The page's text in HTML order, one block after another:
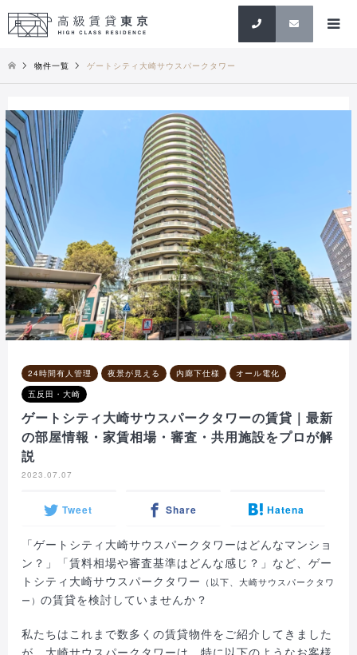
検索
物件一覧 ゲートシティ大崎サウスパークタワー
24時間有人管理 夜景が見える 内廊下仕様
オール電化
五反田・大崎
ゲートシティ大崎サウスパークタワーの賃貸｜最新
の部屋情報・家賃相場・審査・共用施設をプロが解
説
2023.07.07
Tweet Share Hatena
「ゲートシティ大崎サウスパークタワーはどんなマンショ
ン？」「賃料相場や審査基準はどんな感じ？」など、ゲー
トシティ大崎サウスパークタワー （以下、大崎サウスパークタワ
ー）の賃貸を検討していませんか？
私たちはこれまで数多くの賃貸物件をご紹介してきました
が、大崎サウスパークタワーは、特に以下のようなお客様